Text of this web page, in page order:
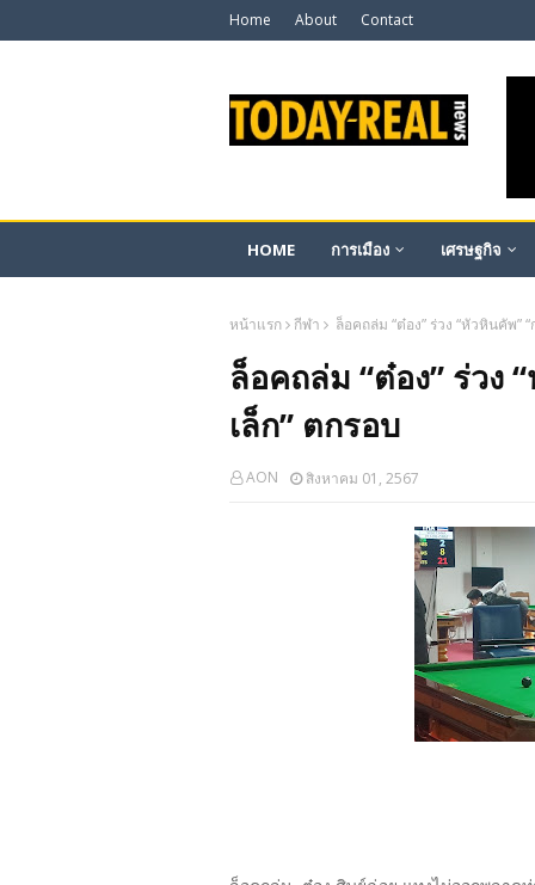
Home About Contact
HOME การเมือง เศรษฐกิจ
หน้าแรก กีฬา ล็อคถล่ม “ต๋อง” ร่วง “หัวหินคัพ”
ล็อคถล่ม “ต๋อง” ร่วง
เล็ก” ตกรอบ
AON สิงหาคม 01, 2567